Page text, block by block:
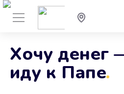
Хочу денег
иду к Папе
.